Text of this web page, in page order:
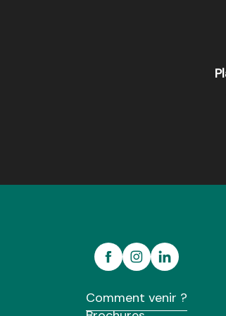
Camping La Vallée du Ninian
Camping Domaine du Roc
Camping du Lac de Trémelin
Comment venir ?